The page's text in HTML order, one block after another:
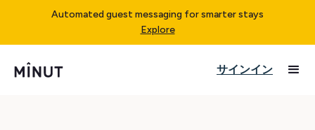
Automated guest messaging for smarter stays
Explore
サインイン